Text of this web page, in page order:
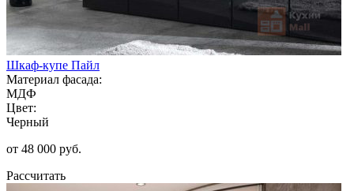
Шкаф-купе Пайл
Материал фасада:
МДФ
Цвет:
Черный
от 48 000 руб.
Рассчитать